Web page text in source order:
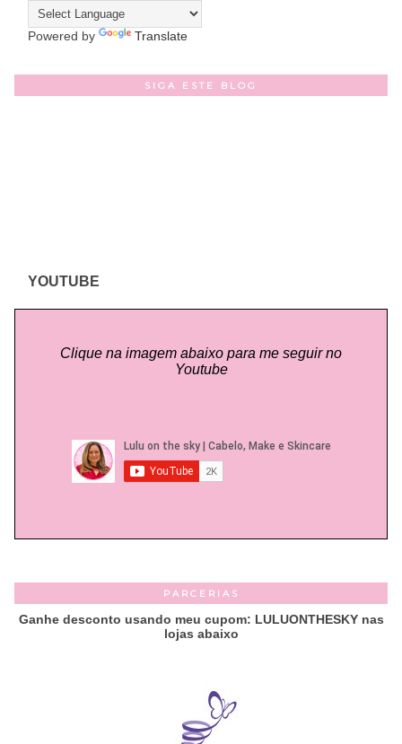
Powered by Translate
SIGA ESTE BLOG
YOUTUBE
Clique na imagem abaixo para me seguir no
Youtube
PARCERIAS
Ganhe desconto usando meu cupom: LULUONTHESKY nas
lojas abaixo